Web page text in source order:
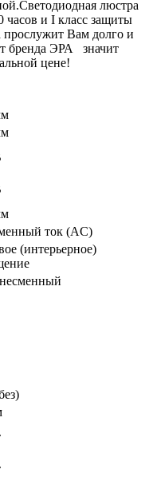
люстра
часов и I класс защиты
прослужит Вам долго и
бренда ЭРА значит
цене!
ток (AC)
(интерьерное)